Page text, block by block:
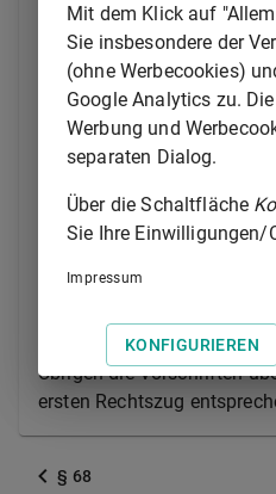
Verfahren an einem
zur Entscheidung eine
aufwändige
Beteiligter die
Gericht des ersten
Beurteilung, die das
Aufhebung zugrunde
Entscheidung zugrunde zu
(2) Der Beschluss des
(3) Für die
Übrigen die Vorschriften
ersten Rechtszug
§ 68
Mit dem Klick auf
Sie insbesondere der
(ohne Werbecookies)
Google Analytics zu.
Werbung und
separaten Dialog.
Über die Schaltfläche
Sie Ihre Einwilligungen/
Impressum
KONFIGURIEREN